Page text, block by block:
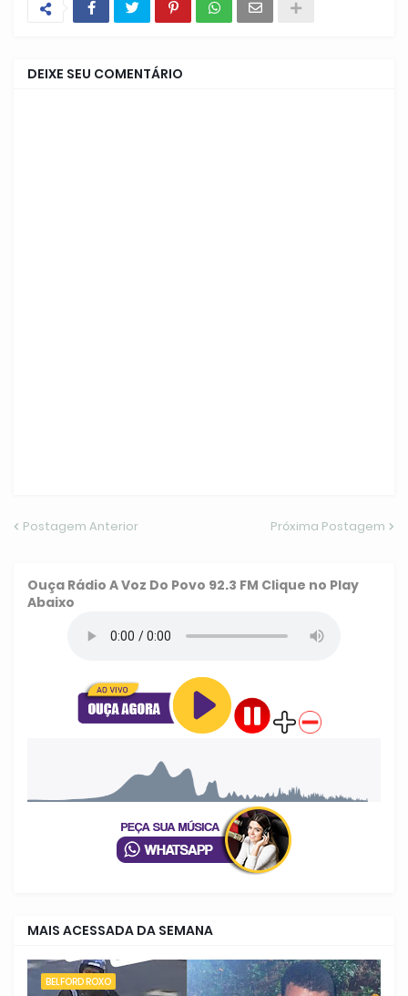
DEIXE SEU COMENTÁRIO
Postagem Anterior Próxima Postagem
Ouça Rádio A Voz Do Povo 92.3 FM Clique no Play
Abaixo
MAIS ACESSADA DA SEMANA
BELFORD ROXO